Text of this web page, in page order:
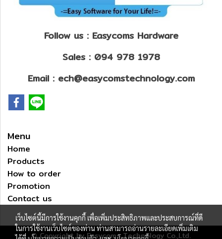
Follow us : Easycoms Hardware
Sales : 094 978 1978
Email : ech@easycomstechnology.com
Menu
Home
Products
How to order
Promotion
Contact us
© Copyright by Easycoms Technology Co.,Ltd.
เว็บไซต์นี้มีการใช้งานคุกกี้ เพื่อเพิ่มประสิทธิภาพและประสบการณ์ที่ดี
ในการใช้งานเว็บไซต์ของท่าน ท่านสามารถอ่านรายละเอียดเพิ่มเติม